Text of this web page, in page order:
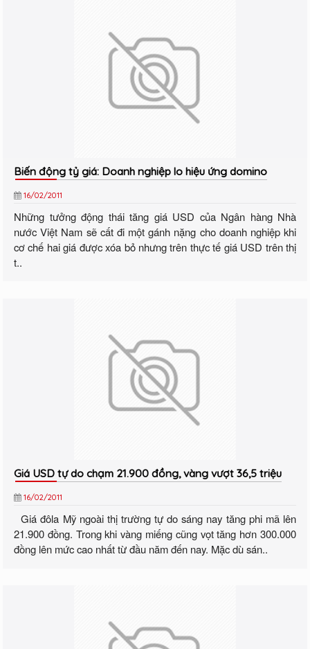
Biến động tỷ giá: Doanh nghiệp lo hiệu ứng domino
16/02/2011
Những tưởng động thái tăng giá USD của Ngân hàng Nhà
nước Việt Nam sẽ cất đi một gánh nặng cho doanh nghiệp khi
cơ chế hai giá được xóa bỏ nhưng trên thực tế giá USD trên thị
t..
Giá USD tự do chạm 21.900 đồng, vàng vượt 36,5 triệu
16/02/2011
Giá đôla Mỹ ngoài thị trường tự do sáng nay tăng phi mã lên
21.900 đồng. Trong khi vàng miếng cũng vọt tăng hơn 300.000
đồng lên mức cao nhất từ đầu năm đến nay. Mặc dù sán..